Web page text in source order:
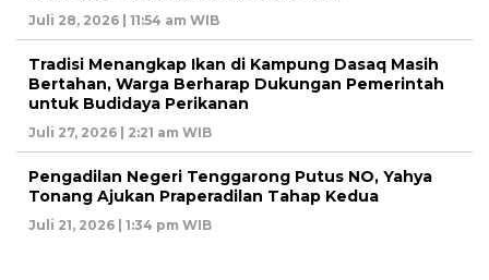
Juli 28, 2026 | 11:54 am WIB
Tradisi Menangkap Ikan di Kampung Dasaq Masih
Bertahan, Warga Berharap Dukungan Pemerintah
untuk Budidaya Perikanan
Juli 27, 2026 | 2:21 am WIB
Pengadilan Negeri Tenggarong Putus NO, Yahya
Tonang Ajukan Praperadilan Tahap Kedua
Juli 21, 2026 | 1:34 pm WIB